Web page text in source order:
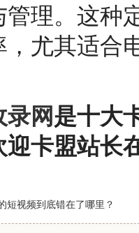
管理。这种
，尤其适合
网是十大
迎卡盟站长
短视频到底错在了哪里？